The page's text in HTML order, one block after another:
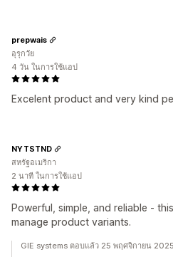
Excelent product and very kind
prepwais
อุรุกวัย
4 วัน ในการใช้แอป
Powerful, simple, and reliable -
manage product variants.
NYTSTND
สหรัฐอเมริกา
2 นาที ในการใช้แอป
GIE systems ตอบแล้ว 25 พฤศจิกายน 2025